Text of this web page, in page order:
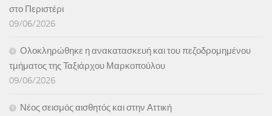
στο Περιστέρι
09/06/2026
Ολοκληρώθηκε η ανακατασκευή και του πεζοδρομημένου
τμήματος της Ταξιάρχου Μαρκοπούλου
09/06/2026
Νέος σεισμός αισθητός και στην Αττική